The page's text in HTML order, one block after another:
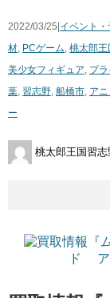
2022/03/25| イベント
材, PCゲーム, 桃太郎王
美少女フィギュア, プ
葉, 習志野, 船橋市, アニ
ー
桃太郎王国習